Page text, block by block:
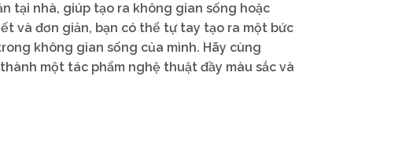
tại nhà, giúp tạo ra không gian sống hoặc
và đơn giản, bạn có thể tự tay tạo ra một bức
không gian sống của mình. Hãy cùng
một tác phẩm nghệ thuật đầy màu sắc và